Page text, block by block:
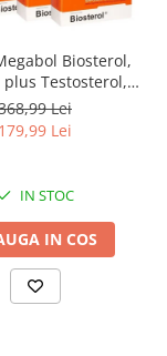
Biosterol,
plus Testosterol,
cps, stimulare
si hormon de
Lei
179,99 Lei
IN STOC
IN COS